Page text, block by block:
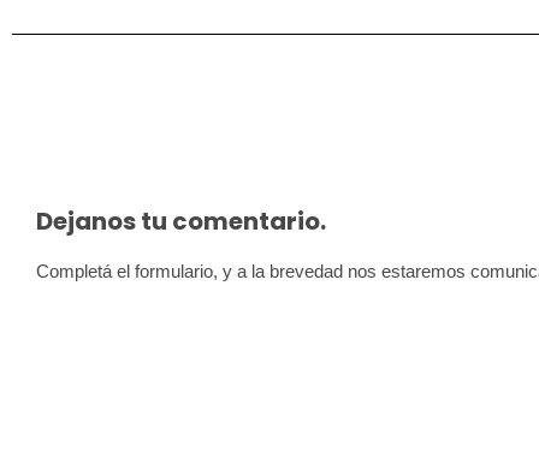
Dejanos tu comentario.
Completá el formulario, y a la brevedad nos estaremos